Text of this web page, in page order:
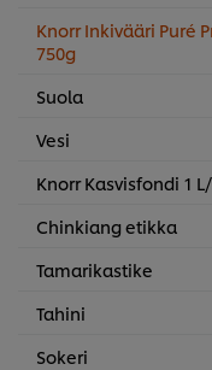
Knorr Inkivääri Puré
750g
Suola
Vesi
Knorr Kasvisfondi 1
Chinkiang etikka
Tamarikastike
Tahini
Sokeri